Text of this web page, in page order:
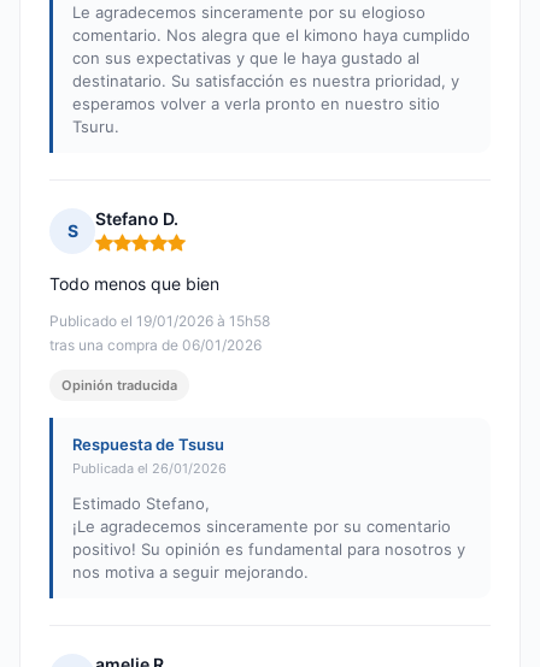
Le agradecemos sinceramente por su elogioso
comentario. Nos alegra que el kimono haya cumplido
con sus expectativas y que le haya gustado al
destinatario. Su satisfacción es nuestra prioridad, y
esperamos volver a verla pronto en nuestro sitio
Tsuru.
S
Stefano D.
Nota: 5 de 5
Publicado el 19/01/2026 à 15h58
tras una compra de 06/01/2026
Todo menos que bien
Opinión traducida
Respuesta de Tsusu
Publicada el 26/01/2026
Estimado Stefano,
¡Le agradecemos sinceramente por su comentario
positivo! Su opinión es fundamental para nosotros y
nos motiva a seguir mejorando.